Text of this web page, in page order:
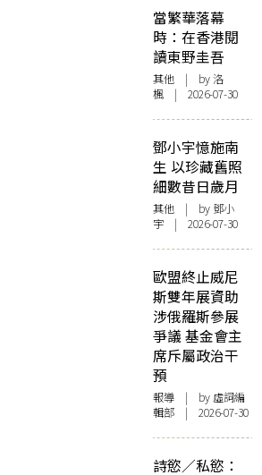
當繁華落幕
時：在香港閱
讀東野圭吾
其他 | by洛
楓 | 2026-07-30
鄧小宇憶施南
生 以珍藏舊照
細數昔日歲月
其他 | by 鄧小
宇 | 2026-07-30
歐盟終止威尼
斯雙年展資助
涉俄羅斯參展
爭議 基金會主
席斥屬政治干
預
報導 | by 虛詞編
輯部 | 2026-07-30
詩慾／私慾：